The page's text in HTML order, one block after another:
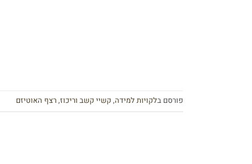
פורסם בלקויות למידה, קשיי קשב וריכוז,רצף האוטיזם